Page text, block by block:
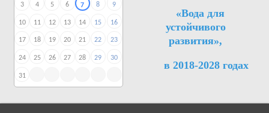
3 4 5 6 7 8 9
10 11 12 13 14 15 16
17 18 19 20 21 22 23
24 25 26 27 28 29 30
31
«Вода для
устойчивого
развития»,
в 2018-2028 годах